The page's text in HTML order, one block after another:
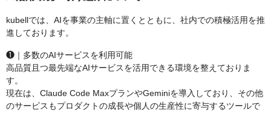
kubellでは、AIを事業の主軸に置くとともに、社内での積極活用を推
進しております。
❶｜多数のAIサービスを利用可能
高品質且つ最先端なAIサービスを活用できる環境を整えておりま
す。
現在は、Claude Code MaxプランやGeminiを導入しており、その他
のサービスもプロダクトの成長や個人の生産性に寄与するツールで